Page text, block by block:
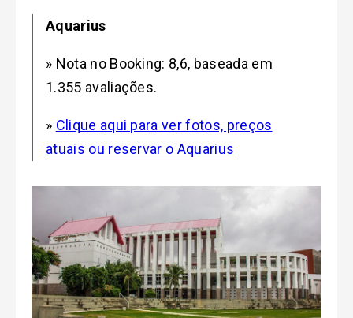
Aquarius
» Nota no Booking: 8,6, baseada em
1.355 avaliações.
» Clique aqui para ver fotos, preços
atuais ou reservar o Aquarius